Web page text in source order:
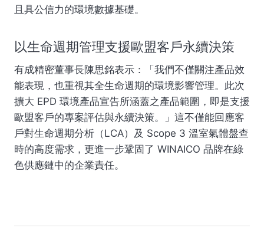
且具公信力的環境數據基礎。
以生命週期管理支援歐盟客戶永續決策
有成精密董事長陳思銘表示：「我們不僅關注產品效
能表現，也重視其全生命週期的環境影響管理。此次
擴大 EPD 環境產品宣告所涵蓋之產品範圍，即是支援
歐盟客戶的專案評估與永續決策。」這不僅能回應客
戶對生命週期分析（LCA）及 Scope 3 溫室氣體盤查
時的高度需求，更進一步鞏固了 WINAICO 品牌在綠
色供應鏈中的企業責任。